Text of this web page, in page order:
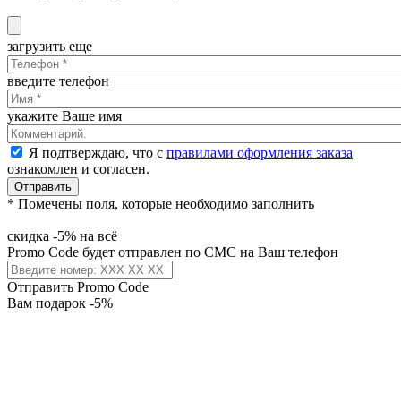
загрузить еще
введите телефон
укажите Ваше имя
Я подтверждаю, что с правилами оформления заказа
ознакомлен и согласен.
Отправить
* Помечены поля, которые необходимо заполнить
скидка -5% на всё
Promo Code будет отправлен по СМС на Ваш телефон
Отправить Promo Code
Вам подарок -5%